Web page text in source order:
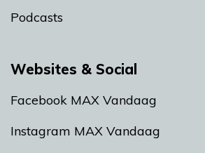
Podcasts
Websites & Social
Facebook MAX Vandaag
Instagram MAX Vandaag